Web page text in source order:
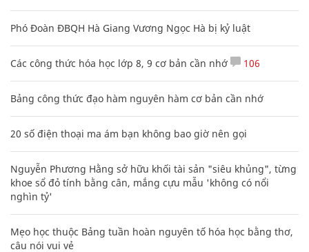
Phó Đoàn ĐBQH Hà Giang Vương Ngọc Hà bị kỷ luật
Các công thức hóa học lớp 8, 9 cơ bản cần nhớ 106
Bảng công thức đạo hàm nguyên hàm cơ bản cần nhớ
20 số điện thoại ma ám bạn không bao giờ nên gọi
Nguyễn Phương Hằng sở hữu khối tài sản "siêu khủng", từng
khoe sổ đỏ tính bằng cân, mắng cựu mẫu 'không có nổi
nghìn tỷ'
Mẹo học thuộc Bảng tuần hoàn nguyên tố hóa học bằng thơ,
câu nói vui vẻ